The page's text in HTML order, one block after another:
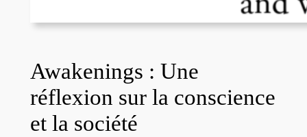
Awakenings : Une
réflexion sur la conscience
et la société